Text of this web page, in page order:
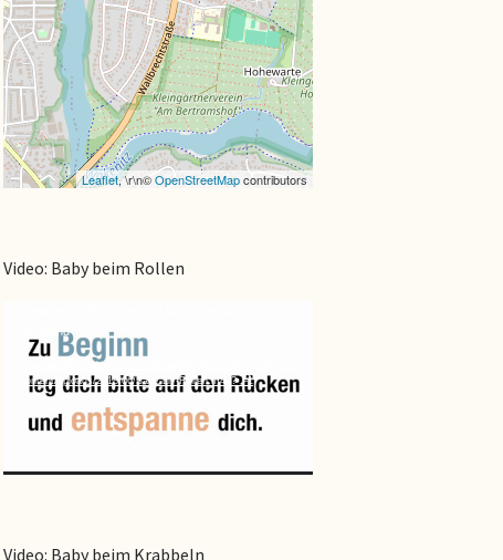
Leaflet, \r\n©OpenStreetMapcontributors
Video: Baby beim Rollen
Playernot found
Datei herunterladen: https://physiotherapie-andersen.de/wp-
content/uploads/2018/06/Baby-Liv-Rollen.m4v?_=1
Video: Baby beim Krabbeln